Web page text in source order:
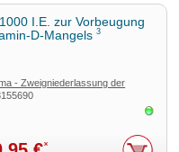
I.E. zur Vorbeugung
D-Mangels3
- Zweigniederlassung der
GmbH
*